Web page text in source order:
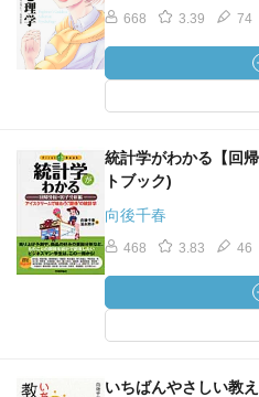
668 3.39 74
統計学がわかる【回
トブック)
向後千春
468 3.83 46
いちばんやさしい教